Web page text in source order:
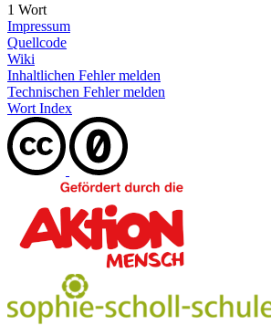
1 Wort
Impressum
Quellcode
Wiki
Inhaltlichen Fehler melden
Technischen Fehler melden
Wort Index